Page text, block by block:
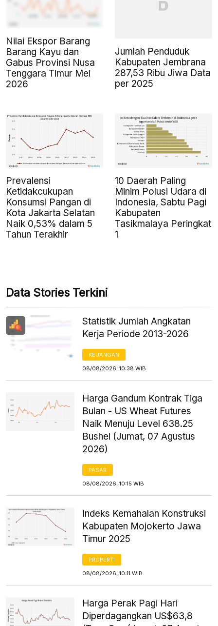
Nilai Ekspor Barang
Barang Kayu dan
Gabus Provinsi Nusa
Tenggara Timur Mei
2026
Jumlah Penduduk
Kabupaten Jembrana
287,53 Ribu Jiwa Data
per 2025
Prevalensi
Ketidakcukupan
Konsumsi Pangan di
Kota Jakarta Selatan
Naik 0,53% dalam 5
Tahun Terakhir
10 Daerah Paling
Minim Polusi Udara di
Indonesia, Sabtu Pagi
Kabupaten
Tasikmalaya Peringkat
1
Data Stories Terkini
Statistik Jumlah Angkatan
Kerja Periode 2013-2026
KEUANGAN
08/08/2026, 10:38 WIB
Harga Gandum Kontrak Tiga
Bulan - US Wheat Futures
Naik Menuju Level 638.25
Bushel (Jumat, 07 Agustus
2026)
PASAR
08/08/2026, 10:15 WIB
Indeks Kemahalan Konstruksi
Kabupaten Mojokerto Jawa
Timur 2025
PROPERTI
08/08/2026, 10:11 WIB
Harga Perak Pagi Hari
Diperdagangkan US$63,8